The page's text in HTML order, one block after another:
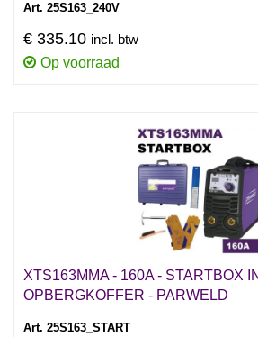
Art. 25S163_240V
€ 335.10 incl. btw
Op voorraad
XTS163MMA - 160A - STARTBOX
OPBERGKOFFER - PARWELD
Art. 25S163_START